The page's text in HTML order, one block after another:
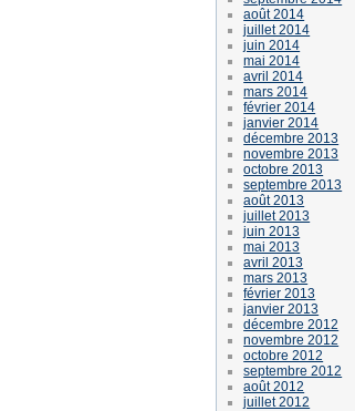
août 2014
juillet 2014
juin 2014
mai 2014
avril 2014
mars 2014
février 2014
janvier 2014
décembre 2013
novembre 2013
octobre 2013
septembre 2013
août 2013
juillet 2013
juin 2013
mai 2013
avril 2013
mars 2013
février 2013
janvier 2013
décembre 2012
novembre 2012
octobre 2012
septembre 2012
août 2012
juillet 2012